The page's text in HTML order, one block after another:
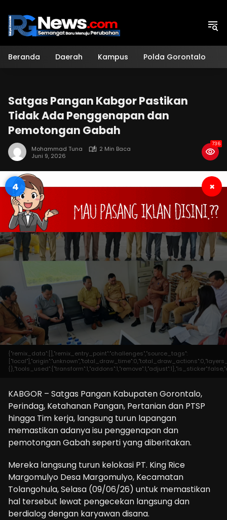
konten
Beranda Daerah Kampus Polda Gorontalo
Satgas Pangan Kabgor Pastikan
Tidak Ada Penggenapan dan
Pemotongan Gabah
Mohammad Tuna
2 Min Baca
Juni 9, 2026
736
4 ×
{"remix_data":[],"remix_entry_point":"challenges","source_tags":
KABGOR – Satgas Pangan Kabupaten Gorontalo,
Perindag, Ketahanan Pangan, Pertanian dan PTSP
hingga Tim kerja, langsung turun lapangan
memastikan adanya isu penggenapan dan
pemotongan Gabah seperti yang diberitakan.
Mereka langsung turun kelokasi PT. King Rice
Margomulyo Desa Margomulyo, Kecamatan
Tolangohula, Selasa (09/06/26) untuk memastikan
hal tersebut lewat pengecekan langsung dan
berdialog dengan karyawan disana.